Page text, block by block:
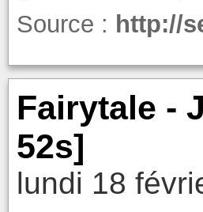
Source : http://
Fairytale -
52s]
lundi 18